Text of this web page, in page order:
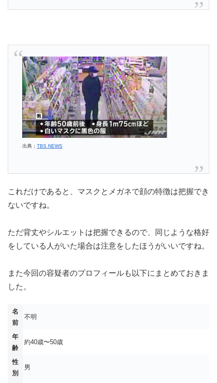
出典； TBS NEWS
これだけであると、マスクとメガネで顔の特徴は把握でき
ないですね。
ただ背丈やシルエットは把握できるので、同じような格好
をしている人がいた場合は注意をしたほうがいいですね。
また今回の容疑者のプロフィールも以下にまとめておきま
した。
名
前
不明
年
齢
約40歳〜50歳
性
別
男